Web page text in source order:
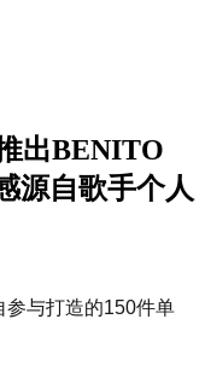
出BENITO
源自歌手个人
参与打造的150件单